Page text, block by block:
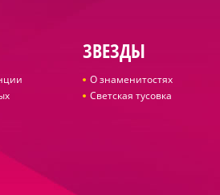
ЗВЕЗДЫ
О знаменитостях
Светская тусовка